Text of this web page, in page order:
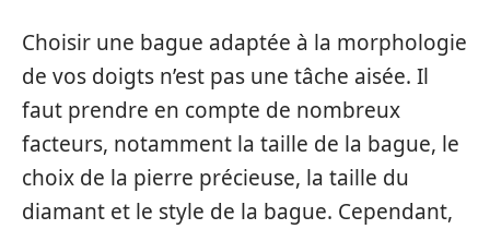
Choisir une bague adaptée à la morphologie
de vos doigts n’est pas une tâche aisée. Il
faut prendre en compte de nombreux
facteurs, notamment la taille de la bague, le
choix de la pierre précieuse, la taille du
diamant et le style de la bague. Cependant,